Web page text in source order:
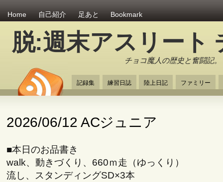
Home 自己紹介 足あと Bookmark
脱:週末アスリート
チョコ魔人の歴史と奮闘記。
記録集 練習日誌 陸上日記 ファミリー
2026/06/12 ACジュニア
■本日のお品書き
walk、動きづくり、660ｍ走（ゆっくり）
流し、スタンディングSD×3本